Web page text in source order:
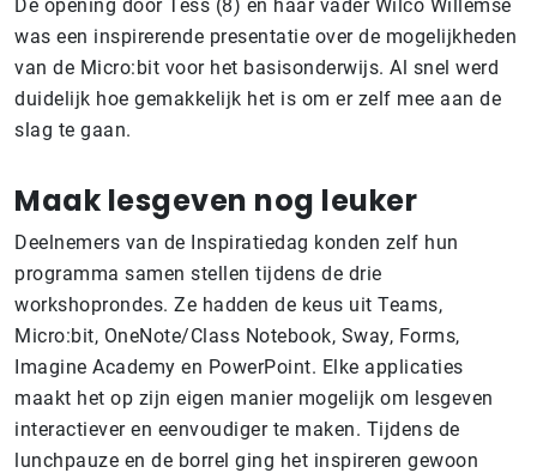
De opening door Tess (8) en haar vader Wilco Willemse
was een inspirerende presentatie over de mogelijkheden
van de Micro:bit voor het basisonderwijs. Al snel werd
duidelijk hoe gemakkelijk het is om er zelf mee aan de
slag te gaan.
Maak lesgeven nog leuker
Deelnemers van de Inspiratiedag konden zelf hun
programma samen stellen tijdens de drie
workshoprondes. Ze hadden de keus uit Teams,
Micro:bit, OneNote/Class Notebook, Sway, Forms,
Imagine Academy en PowerPoint. Elke applicaties
maakt het op zijn eigen manier mogelijk om lesgeven
interactiever en eenvoudiger te maken. Tijdens de
lunchpauze en de borrel ging het inspireren gewoon